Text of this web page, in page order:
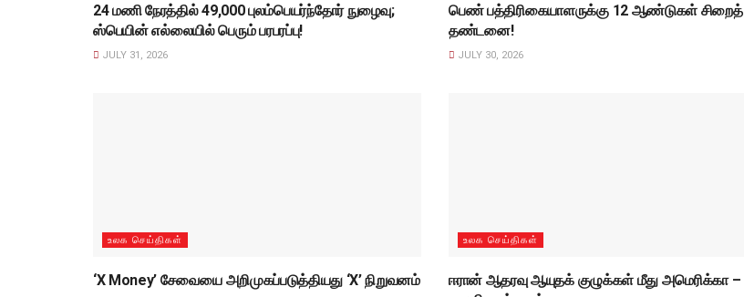
24 மணி நேரத்தில் 49,000 புலம்பெயர்ந்தோர் நுழைவு;
ஸ்பெயின் எல்லையில் பெரும் பரபரப்பு!
JULY 31, 2026
பெண் பத்திரிகையாளருக்கு 12 ஆண்டுகள் சிறைத்
தண்டனை!
JULY 30, 2026
உலக செய்திகள்
‘X Money’ சேவையை அறிமுகப்படுத்தியது ‘X’ நிறுவனம்
உலக செய்திகள்
ஈரான் ஆதரவு ஆயுதக் குழுக்கள் மீது அமெரிக்கா –